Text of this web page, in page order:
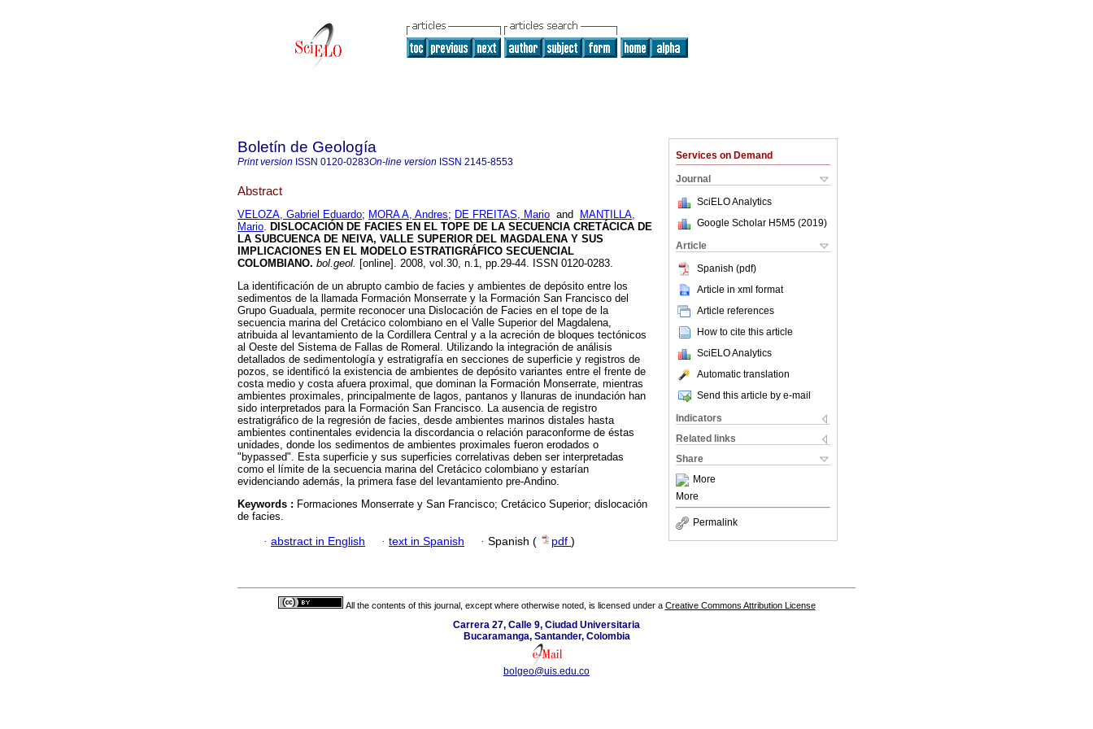
Services on Demand
Journal
SciELO Analytics
Google Scholar H5M5 (2019)
Article
Spanish (pdf)
Article in xml format
Article references
How to cite this article
SciELO Analytics
Automatic translation
Send this article by e-mail
Indicators
Related links
Share
More
More
Permalink
Boletín de Geología
Print version ISSN 0120-0283On-line version ISSN 2145-8553
Abstract
VELOZA, Gabriel Eduardo; MORA A, Andres; DE FREITAS, Mario and
MANTILLA,
Mario. DISLOCACIÓN DE FACIES EN EL TOPE DE LA SECUENCIA CRETÁCICA DE
LA SUBCUENCA DE NEIVA, VALLE SUPERIOR DEL MAGDALENA Y SUS
IMPLICACIONES EN EL MODELO ESTRATIGRÁFICO SECUENCIAL
COLOMBIANO. bol.geol. [online]. 2008, vol.30, n.1, pp.29-44. ISSN 0120-0283.
La identificación de un abrupto cambio de facies y ambientes de depósito entre los
sedimentos de la llamada Formación Monserrate y la Formación San Francisco del
Grupo Guaduala, permite reconocer una Dislocación de Facies en el tope de la
secuencia marina del Cretácico colombiano en el Valle Superior del Magdalena,
atribuida al levantamiento de la Cordillera Central y a la acreción de bloques tectónicos
al Oeste del Sistema de Fallas de Romeral. Utilizando la integración de análisis
detallados de sedimentología y estratigrafía en secciones de superficie y registros de
pozos, se identificó la existencia de ambientes de depósito variantes entre el frente de
costa medio y costa afuera proximal, que dominan la Formación Monserrate, mientras
ambientes proximales, principalmente de lagos, pantanos y llanuras de inundación han
sido interpretados para la Formación San Francisco. La ausencia de registro
estratigráfico de la regresión de facies, desde ambientes marinos distales hasta
ambientes continentales evidencia la discordancia o relación paraconforme de éstas
unidades, donde los sedimentos de ambientes proximales fueron erodados o
"bypassed". Esta superficie y sus superficies correlativas deben ser interpretadas
como el límite de la secuencia marina del Cretácico colombiano y estarían
evidenciando además, la primera fase del levantamiento pre-Andino.
Keywords : Formaciones Monserrate y San Francisco; Cretácico Superior; dislocación
de facies.
· abstract in English · text in Spanish · Spanish ( pdf )
All the contents of this journal, except where otherwise noted, is licensed under a Creative Commons Attribution License
Carrera 27, Calle 9, Ciudad Universitaria
Bucaramanga, Santander, Colombia
bolgeo@uis.edu.co